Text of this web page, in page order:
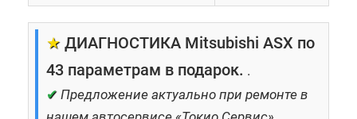
★ ДИАГНОСТИКА Mitsubishi ASX по
43 параметрам в подарок. .
✔ Предложение актуально при ремонте в